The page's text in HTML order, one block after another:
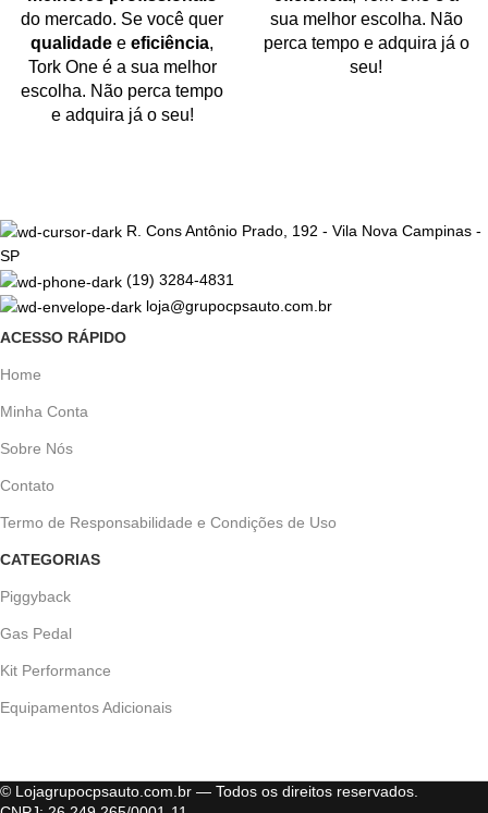
do mercado. Se você quer
qualidade e eficiência,
Tork One é a sua melhor
escolha. Não perca tempo
e adquira já o seu!
sua melhor escolha. Não
perca tempo e adquira já o
seu!
R. Cons Antônio Prado, 192 - Vila Nova Campinas -
SP
(19) 3284-4831
loja@grupocpsauto.com.br
ACESSO RÁPIDO
Home
Minha Conta
Sobre Nós
Contato
Termo de Responsabilidade e Condições de Uso
CATEGORIAS
Piggyback
Gas Pedal
Kit Performance
Equipamentos Adicionais
© Lojagrupocpsauto.com.br — Todos os direitos reservados.